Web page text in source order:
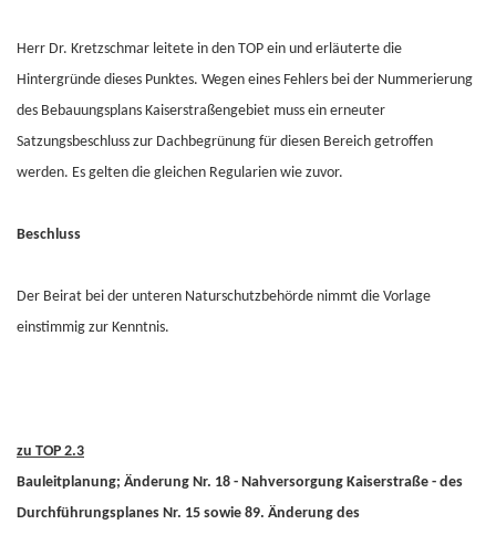
Herr Dr. Kretzschmar leitete in den TOP ein und erläuterte die
Hintergründe dieses Punktes. Wegen eines Fehlers bei der Nummerierung
des Bebauungsplans Kaiserstraßengebiet muss ein erneuter
Satzungsbeschluss zur Dachbegrünung für diesen Bereich getroffen
werden. Es gelten die gleichen Regularien wie zuvor.
Beschluss
Der Beirat bei der unteren Naturschutzbehörde nimmt die Vorlage
einstimmig zur Kenntnis.
zu TOP 2.3
Bauleitplanung; Änderung Nr. 18 - Nahversorgung Kaiserstraße - des
Durchführungsplanes Nr. 15 sowie 89. Änderung des